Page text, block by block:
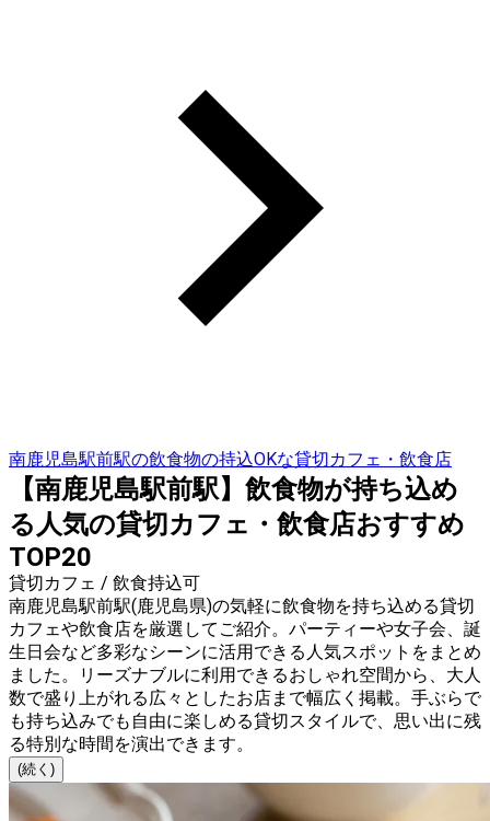
南鹿児島駅前駅の飲食物の持込OKな貸切カフェ・飲食店
【南鹿児島駅前駅】飲食物が持ち込め
る人気の貸切カフェ・飲食店おすすめ
TOP20
貸切カフェ / 飲食持込可
南鹿児島駅前駅(鹿児島県)の気軽に飲食物を持ち込める貸切
カフェや飲食店を厳選してご紹介。パーティーや女子会、誕
生日会など多彩なシーンに活用できる人気スポットをまとめ
ました。リーズナブルに利用できるおしゃれ空間から、大人
数で盛り上がれる広々としたお店まで幅広く掲載。手ぶらで
も持ち込みでも自由に楽しめる貸切スタイルで、思い出に残
る特別な時間を演出できます。
(続く)